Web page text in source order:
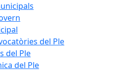
del Ple
del Ple
del Ple